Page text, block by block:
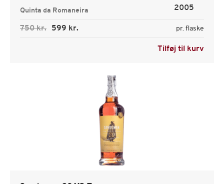
Quinta da Romaneira 2005
750 kr. 599 kr. pr. flaske
Tilføj til kurv